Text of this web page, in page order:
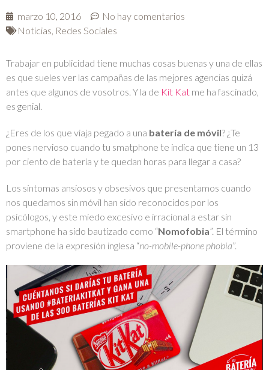
marzo 10, 2016
No hay comentarios
Noticias, Redes Sociales
Trabajar en publicidad tiene muchas cosas buenas y una de ellas
es que sueles ver las campañas de las mejores agencias quizá
antes que algunos de vosotros. Y la de Kit Kat me ha fascinado,
es genial.
¿Eres de los que viaja pegado a una batería de móvil? ¿Te
pones nervioso cuando tu smatphone te indica que tiene un 13
por ciento de batería y te quedan horas para llegar a casa?
Los síntomas ansiosos y obsesivos que presentamos cuando
nos quedamos sin móvil han sido reconocidos por los
psicólogos, y este miedo excesivo e irracional a estar sin
smartphone ha sido bautizado como “Nomofobia”. El término
proviene de la expresión inglesa “no-mobile-phone phobia”.